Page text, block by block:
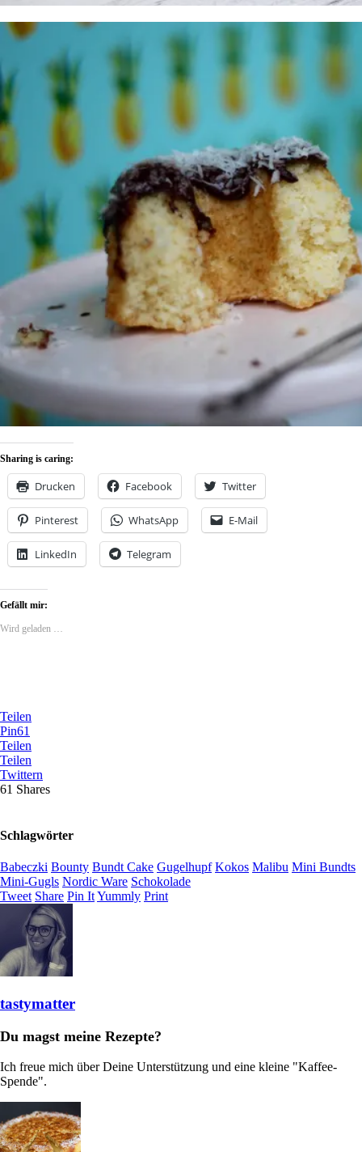
Sharing is caring:
Drucken Facebook Twitter
Pinterest WhatsApp E-Mail
LinkedIn Telegram
Gefällt mir:
Wird geladen …
Teilen
Pin61
Teilen
Teilen
Twittern
61 Shares
Schlagwörter
Babeczki Bounty Bundt Cake Gugelhupf Kokos Malibu Mini Bundts
Mini-Gugls Nordic Ware Schokolade
Tweet Share Pin ItYummly Print
tastymatter
Du magst meine Rezepte?
Ich freue mich über Deine Unterstützung und eine kleine "Kaffee-
Spende".